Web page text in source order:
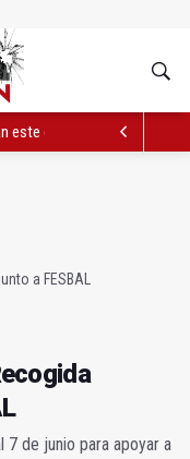
este curso en Aula Abierta
a FESBAL
7 de junio para apoyar a